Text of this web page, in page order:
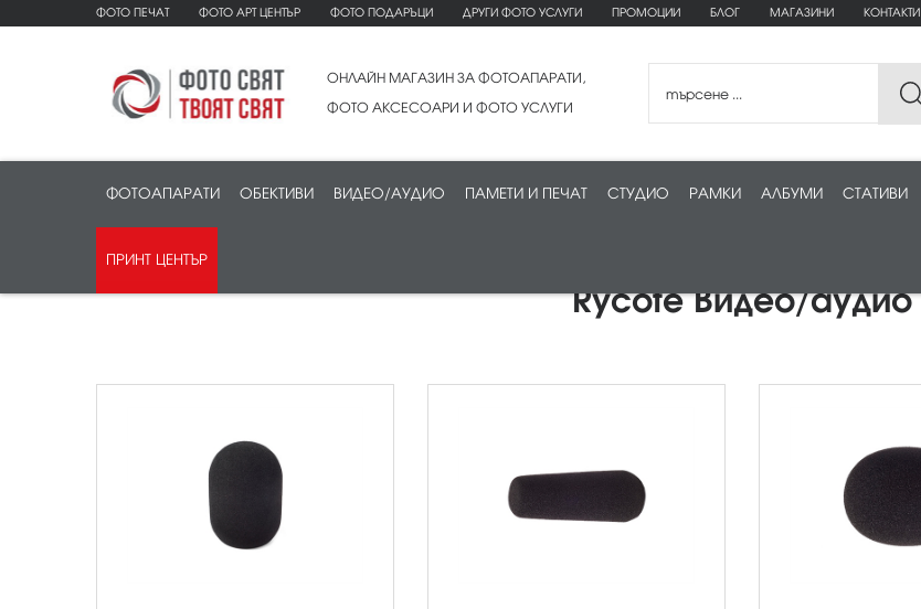
ФОТО ПЕЧАТ ФОТО АРТ ЦЕНТЪР ФОТО ПОДАРЪЦИ ДРУГИ ФОТО УСЛУГИ ПРОМОЦИИ БЛОГ МАГАЗИНИ КОНТАКТИ
ОНЛАЙН МАГАЗИН ЗА ФОТОАПАРАТИ,
ФОТО АКСЕСОАРИ И ФОТО УСЛУГИ
ФОТОАПАРАТИ ОБЕКТИВИ ВИДЕО/АУДИО ПАМЕТИ И ПЕЧАТ СТУДИО РАМКИ АЛБУМИ СТАТИВИ
ПРИНТ ЦЕНТЪР
Rycote Видео/аудио